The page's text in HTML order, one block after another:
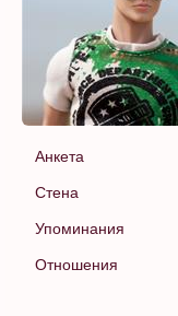
Анкета
Стена
Упоминания
Отношения